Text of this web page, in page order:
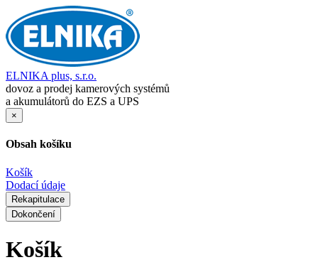
ELNIKA plus, s.r.o.
dovoz a prodej kamerových systémů
a akumulátorů do EZS a UPS
×
Obsah košíku
Košík
Dodací údaje
Rekapitulace
Dokončení
Košík